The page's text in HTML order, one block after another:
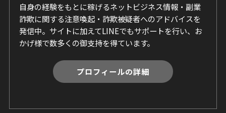
自身の経験をもとに稼げるネットビジネス情報・副業
詐欺に関する注意喚起・詐欺被疑者へのアドバイスを
発信中。サイトに加えてLINEでもサポートを行い、お
かげ様で数多くの御支持を得ています。
プロフィールの詳細